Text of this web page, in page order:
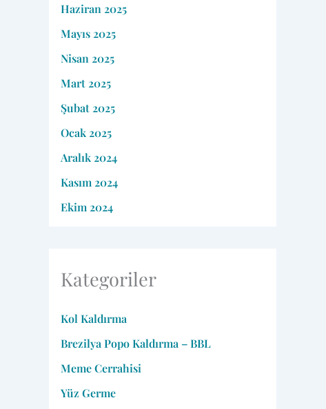
Haziran 2025
Mayıs 2025
Nisan 2025
Mart 2025
Şubat 2025
Ocak 2025
Aralık 2024
Kasım 2024
Ekim 2024
Kategoriler
Kol Kaldırma
Brezilya Popo Kaldırma – BBL
Meme Cerrahisi
Yüz Germe